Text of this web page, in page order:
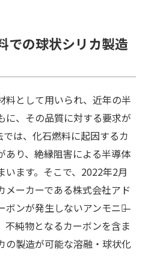
での球状シリカ製造
料として用いられ、近年の半
に、その品質に対する要求が
は、化石燃料に起因するカ
あり、絶縁阻害による半導体
ます。そこで、2022年2月
メーカーである株式会社アド
ンが発生しないアンモニア̶
純物となるカーボンを含ま
の製造が可能な溶融・球状化